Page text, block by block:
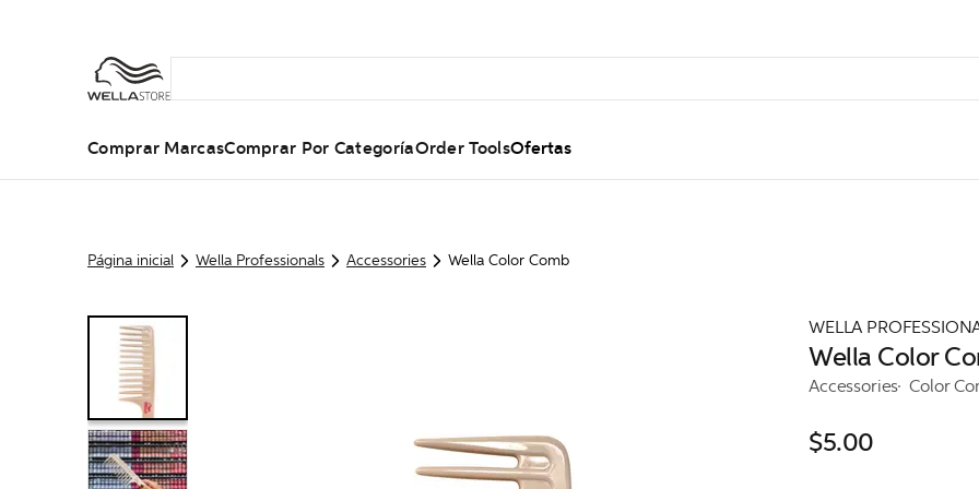
Comprar MarcasComprar Por CategoríaOrder ToolsOfertas
Página inicial Wella Professionals Accessories Wella Color Comb
WELLA
Wella Color
Accessories Color
$5.00